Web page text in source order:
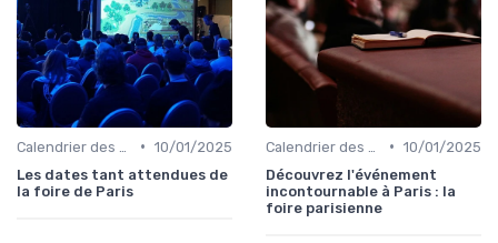
• 10/01/2025
Les dates tant attendues de
la foire de Paris
• 10/01/2025
Découvrez l'événement
incontournable à Paris : la
foire parisienne